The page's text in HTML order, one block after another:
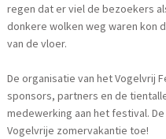
regen dat er viel de bezoekers
donkere wolken weg waren kon
van de vloer.
De organisatie van het Vogelvrij
sponsors, partners en de
medewerking aan het festival.
Vogelvrije zomervakantie toe!